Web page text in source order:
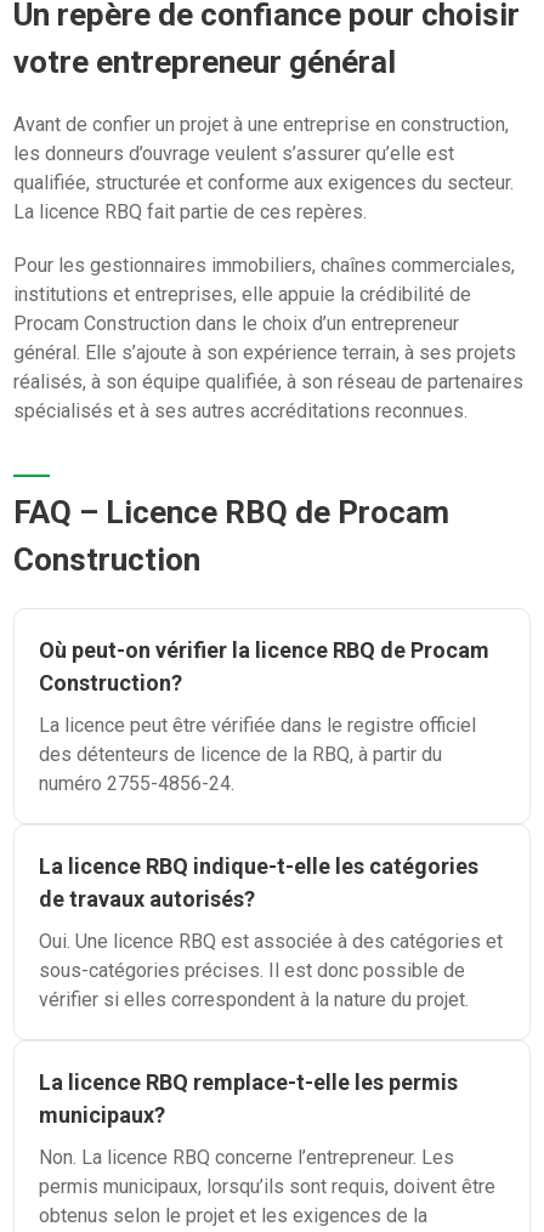
Un repère de confiance pour choisir
votre entrepreneur général
Avant de confier un projet à une entreprise en construction,
les donneurs d’ouvrage veulent s’assurer qu’elle est
qualifiée, structurée et conforme aux exigences du secteur.
La licence RBQ fait partie de ces repères.
Pour les gestionnaires immobiliers, chaînes commerciales,
institutions et entreprises, elle appuie la crédibilité de
Procam Construction dans le choix d’un entrepreneur
général. Elle s’ajoute à son expérience terrain, à ses projets
réalisés, à son équipe qualifiée, à son réseau de partenaires
spécialisés et à ses autres accréditations reconnues.
FAQ – Licence RBQ de Procam
Construction
Où peut-on vérifier la licence RBQ de Procam
Construction?
La licence peut être vérifiée dans le registre officiel
des détenteurs de licence de la RBQ, à partir du
numéro 2755-4856-24.
La licence RBQ indique-t-elle les catégories
de travaux autorisés?
Oui. Une licence RBQ est associée à des catégories et
sous-catégories précises. Il est donc possible de
vérifier si elles correspondent à la nature du projet.
La licence RBQ remplace-t-elle les permis
municipaux?
Non. La licence RBQ concerne l’entrepreneur. Les
permis municipaux, lorsqu’ils sont requis, doivent être
obtenus selon le projet et les exigences de la